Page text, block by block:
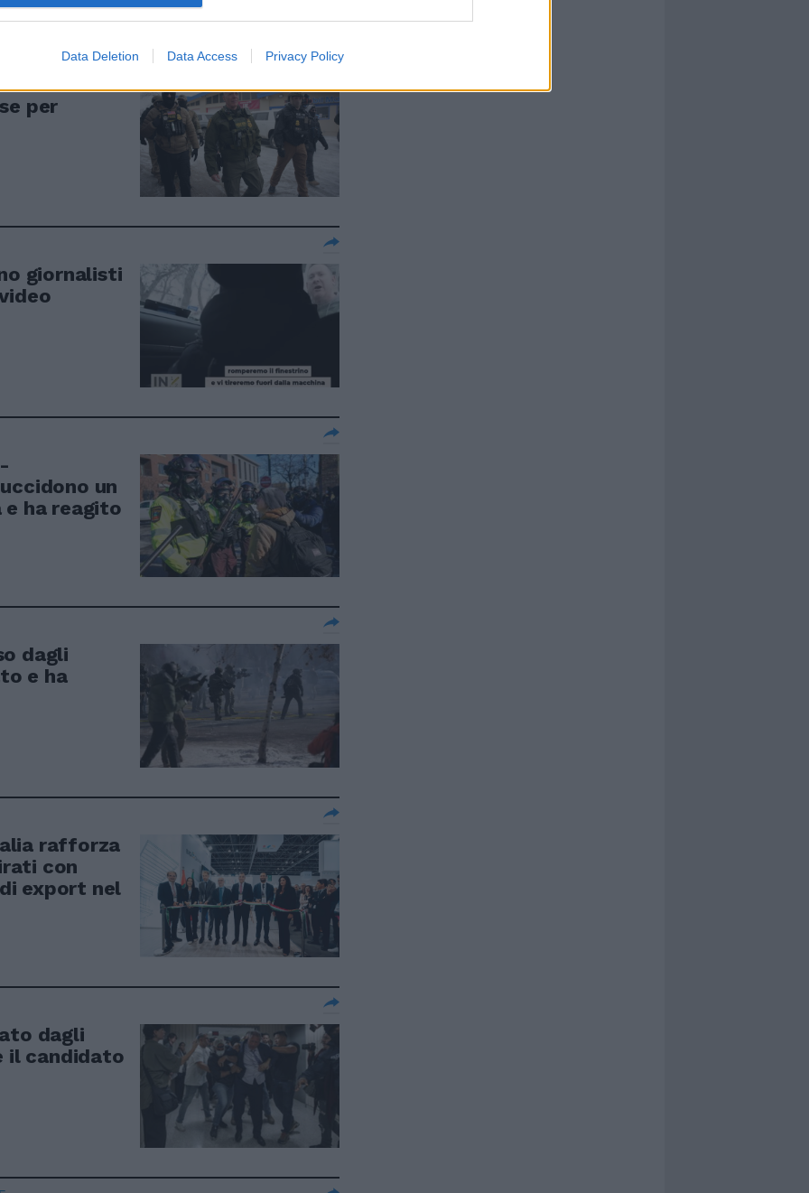
Data Deletion Data Access Privacy Policy
sul
per
giornalisti
un
e ha reagito
dagli
e ha
rafforza
con
export nel
dagli
il candidato